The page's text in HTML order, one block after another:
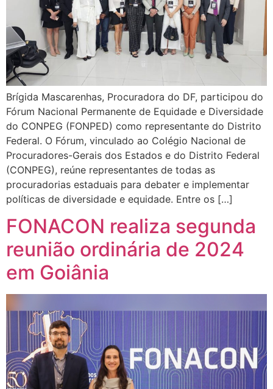
Brígida Mascarenhas, Procuradora do DF, participou do
Fórum Nacional Permanente de Equidade e Diversidade
do CONPEG (FONPED) como representante do Distrito
Federal. O Fórum, vinculado ao Colégio Nacional de
Procuradores-Gerais dos Estados e do Distrito Federal
(CONPEG), reúne representantes de todas as
procuradorias estaduais para debater e implementar
políticas de diversidade e equidade. Entre os […]
FONACON realiza segunda
reunião ordinária de 2024
em Goiânia